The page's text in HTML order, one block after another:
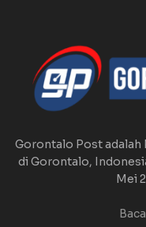
Gorontalo Post adalah
di Gorontalo,
Mei